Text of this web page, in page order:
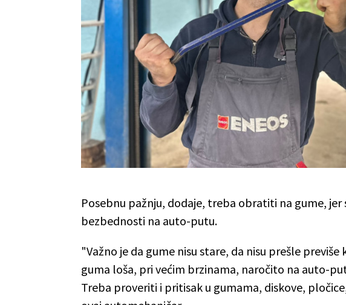
Posebnu pažnju, dodaje, treba obratiti na gume,
bezbednosti na auto-putu.
"Važno je da gume nisu stare, da nisu prešle
guma loša, pri većim brzinama, naročito na auto-
Treba proveriti i pritisak u gumama, diskove,